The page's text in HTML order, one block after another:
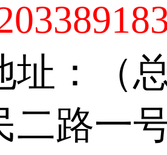
址：（
二路一